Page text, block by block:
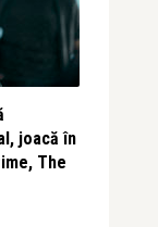
joacă în
The